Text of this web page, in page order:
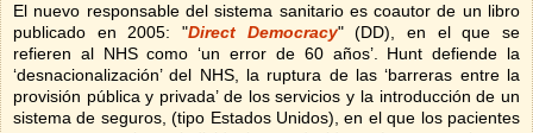
El nuevo responsable del sistema sanitario es coautor de un libro
publicado en 2005: "Direct Democracy" (DD), en el que se
refieren al NHS como ‘un error de 60 años’. Hunt defiende la
‘desnacionalización’ del NHS, la ruptura de las ‘barreras entre la
provisión pública y privada’ de los servicios y la introducción de un
sistema de seguros, (tipo Estados Unidos), en el que los pacientes